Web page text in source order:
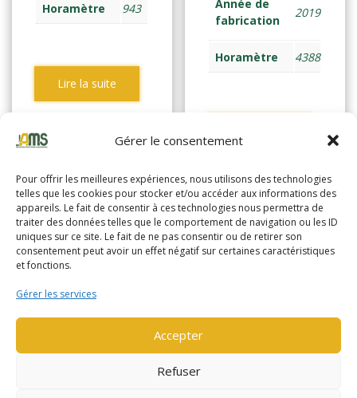
Gérer le consentement
Pour offrir les meilleures expériences, nous utilisons des technologies
telles que les cookies pour stocker et/ou accéder aux informations des
appareils. Le fait de consentir à ces technologies nous permettra de
traiter des données telles que le comportement de navigation ou les ID
uniques sur ce site. Le fait de ne pas consentir ou de retirer son
consentement peut avoir un effet négatif sur certaines caractéristiques
et fonctions.
Gérer les services
Accepter
Refuser
Horamètre 943
Lire la suite
Année de
fabrication
2019
Horamètre 4388